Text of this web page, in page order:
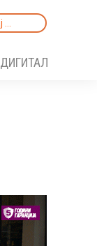
ДИГИТАЛ